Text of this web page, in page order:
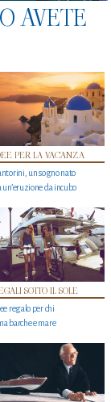
AVETE
PER LA VACANZA
un sogno nato
un’eruzione da incubo
SOTTO IL SOLE
regalo per chi
barche e mare